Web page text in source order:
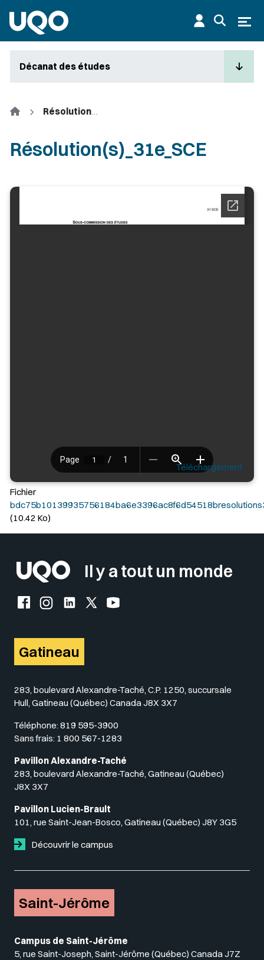
Décanat des études
Accueil Résolution(s)_31e_SCE
Résolution(s)_31e_SCE
Téléchargement
Fichier
(10.42 Ko)
Il y a tout un monde
Facebook de l'UQO
Instagram de l'UQO
LinkedIn de l'UQO
X (Twitter) de l'UQO
YouTube de l'UQO
Gatineau
283, boulevard Alexandre-Taché, C.P. 1250, succursale
Hull, Gatineau (Québec) Canada J8X 3X7
Téléphone: 819 595-3900
Sans frais: 1 800 567-1283
Pavillon Alexandre-Taché
283, boulevard Alexandre-Taché, Gatineau (Québec)
J8X 3X7
Pavillon Lucien-Brault
101, rue Saint-Jean-Bosco, Gatineau (Québec) J8Y 3G5
Découvrir le campus
Saint-Jérôme
Campus de Saint-Jérôme
5, rue Saint-Joseph, Saint-Jérôme (Québec) Canada J7Z